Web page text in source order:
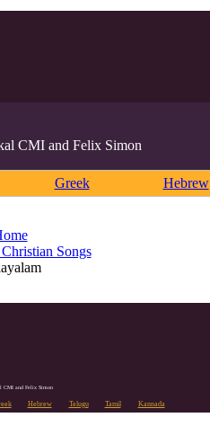
CMI and Felix Simon
Greek Hebrew
Songs
CMI and Felix Simon
Hebrew Telugu Tamil Kannada